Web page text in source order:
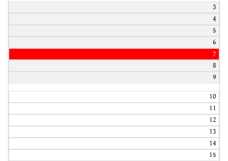
3
4
5
6
7
8
9
10
11
12
13
14
15